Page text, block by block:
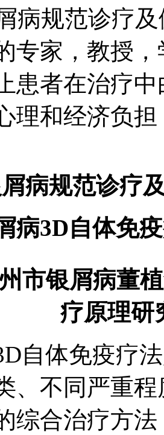
病规范诊疗
专家，教授
患者在治疗
理和经济负担
病规范诊疗
病3D自体免
市银屑病董
疗原理研
自体免疫疗
、不同严重
综合治疗方